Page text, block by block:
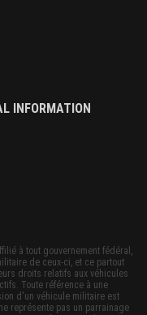
INFORMATION
à tout gouvernement fédéral,
de ceux-ci, et ce partout
droits relatifs aux véhicules
Toute référence à une
d'un véhicule militaire est
représente pas un parrainage